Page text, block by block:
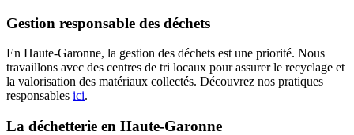
Gestion responsable des déchets
En Haute-Garonne, la gestion des déchets est une priorité. Nous
travaillons avec des centres de tri locaux pour assurer le recyclage et
la valorisation des matériaux collectés. Découvrez nos pratiques
responsables ici.
La déchetterie en Haute-Garonne